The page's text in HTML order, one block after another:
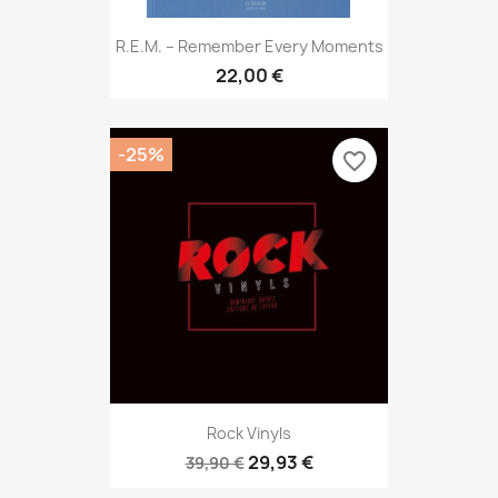
R.E.M. – Remember Every Moments
22,00 €
Rock Vinyls
39,90 €29,93 €
-25% favorite_border